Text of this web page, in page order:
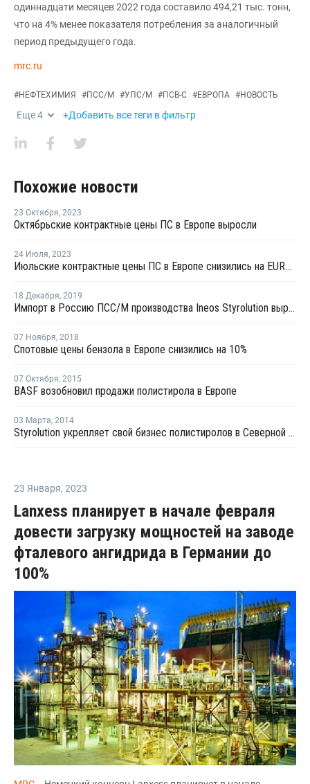
одиннадцати месяцев 2022 года составило 494,21 тыс. тонн,
что на 4% менее показателя потребления за аналогичный
период предыдущего года.
mrc.ru
#НЕФТЕХИМИЯ #ПСС/М #УПС/М #ПСВ-С #ЕВРОПА #НОВОСТЬ
Еще4 +Добавить все теги в фильтр
Похожие новости
23 Октября, 2023
Октябрьские контрактные цены ПС в Европе выросли
24 Июля, 2023
Июльские контрактные цены ПС в Европе снизились на EUR80-100 за тонну
18 Декабря, 2019
Импорт в Россию ПСС/М производства Ineos Styrolution вырос в январе – ноябре на 64%
07 Ноября, 2018
Спотовые цены бензола в Европе снизились на 10%
07 Октября, 2015
BASF возобновил продажи полистирола в Европе
03 Марта, 2014
Styrolution укрепляет свой бизнес полистиролов в Северной Америке
23 Января, 2023
Lanxess планирует в начале февраля
довести загрузку мощностей на заводе
фталевого ангидрида в Германии до
100%